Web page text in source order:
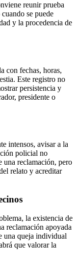
reunir prueba
se puede
y la procedencia de
con fechas, horas,
Este registro no
persistencia y
presidente o
intensos, avisar a la
policial no
una reclamación, pero
relato y acreditar
la existencia de
reclamación apoyada
una queja individual
que valorar la